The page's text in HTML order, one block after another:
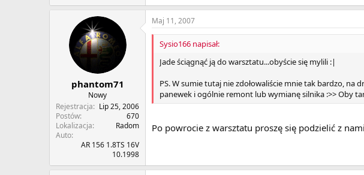
phantom71
Nowy
Rejestracja
Lip 25, 2006
Postów
670
Lokalizacja
Radom
Auto
AR 156 1.8TS 16V
10.1998
Maj 11, 2007
Sysio166 napisał:
Jade ściągnąć ją do warsztatu...obyście się mylili :|
PS. W sumie tutaj nie zdołowaliście mnie tak bardzo,
panewek i ogólnie remont lub wymianę silnika :>> Oby
Po powrocie z warsztatu proszę się podzielić z